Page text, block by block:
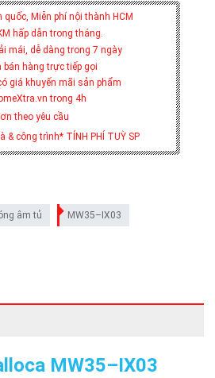
Miễn phí nội thành HCM
hấp dẫn trong tháng.
mái, dễ dàng trong 7 ngày
bán hàng trực tiếp gọi
giá khuyến mãi sản phẩm
trong 4h
theo yêu cầu
& công trình* TÍNH PHÍ TUỲ SP
âm tủ MW35–IX03
MW35–IX03